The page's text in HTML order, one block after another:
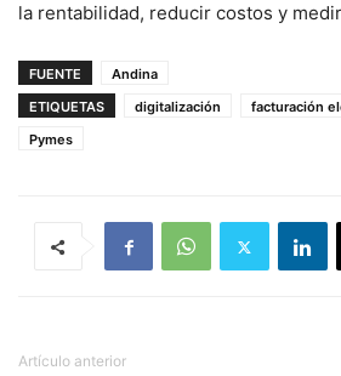
la rentabilidad, reducir costos y
FUENTE
Andina
ETIQUETAS
digitalización facturación
Pymes
Artículo anterior